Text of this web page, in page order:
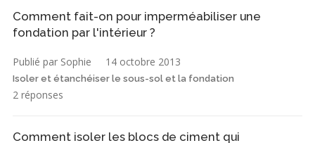
Comment fait-on pour imperméabiliser une
fondation par l'intérieur ?
Publié par Sophie 14 octobre 2013
Isoler et étanchéiser le sous-sol et la fondation
2 réponses
Comment isoler les blocs de ciment qui